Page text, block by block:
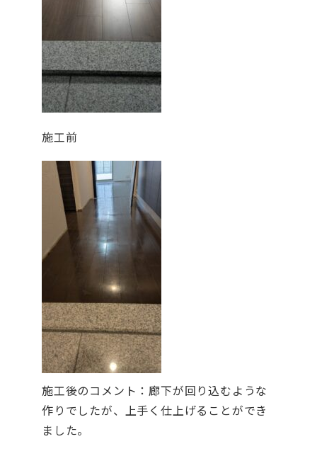
施工前
施工後のコメント：廊下が回り込むような
作りでしたが、上手く仕上げることができ
ました。